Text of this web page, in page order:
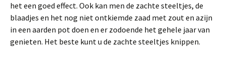
het een goed effect. Ook kan men de zachte steeltjes, de
blaadjes en het nog niet ontkiemde zaad met zout en azijn
in een aarden pot doen en er zodoende het gehele jaar van
genieten. Het beste kunt u de zachte steeltjes knippen.